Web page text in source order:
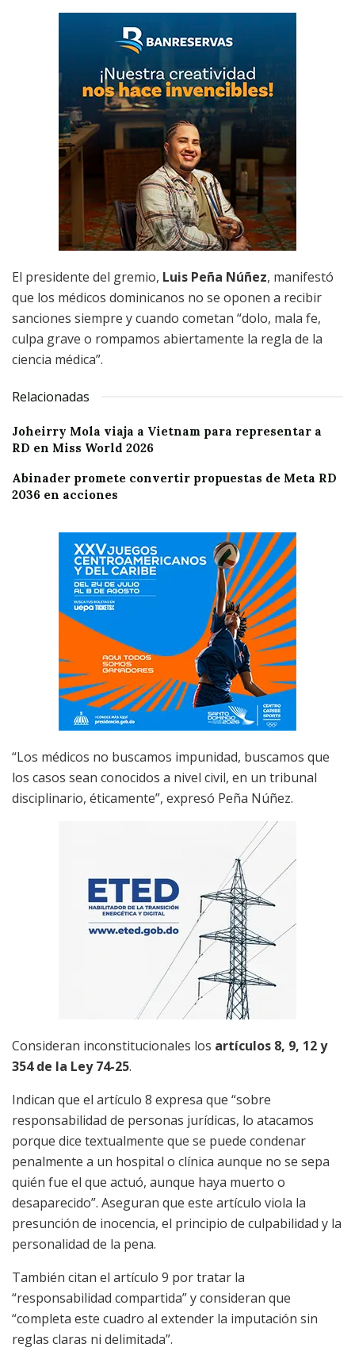
El presidente del gremio, Luis Peña Núñez, manifestó
que los médicos dominicanos no se oponen a recibir
sanciones siempre y cuando cometan “dolo, mala fe,
culpa grave o rompamos abiertamente la regla de la
ciencia médica”.
Relacionadas
Joheirry Mola viaja a Vietnam para representar a
RD en Miss World 2026
Abinader promete convertir propuestas de Meta RD
2036 en acciones
“Los médicos no buscamos impunidad, buscamos que
los casos sean conocidos a nivel civil, en un tribunal
disciplinario, éticamente”, expresó Peña Núñez.
Consideran inconstitucionales los artículos 8, 9, 12 y
354 de la Ley 74-25.
Indican que el artículo 8 expresa que “sobre
responsabilidad de personas jurídicas, lo atacamos
porque dice textualmente que se puede condenar
penalmente a un hospital o clínica aunque no se sepa
quién fue el que actuó, aunque haya muerto o
desaparecido”. Aseguran que este artículo viola la
presunción de inocencia, el principio de culpabilidad y la
personalidad de la pena.
También citan el artículo 9 por tratar la
“responsabilidad compartida” y consideran que
“completa este cuadro al extender la imputación sin
reglas claras ni delimitada”.